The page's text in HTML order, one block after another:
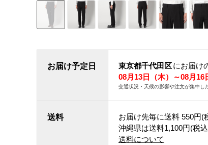
お届け予定日 東京都千代田区にお届け
08月13日（木）～08月16
交通状況・天候の影響や注文が集中し
送料 お届け先毎に送料 550円(
沖縄県は送料1,100円(税
送料について